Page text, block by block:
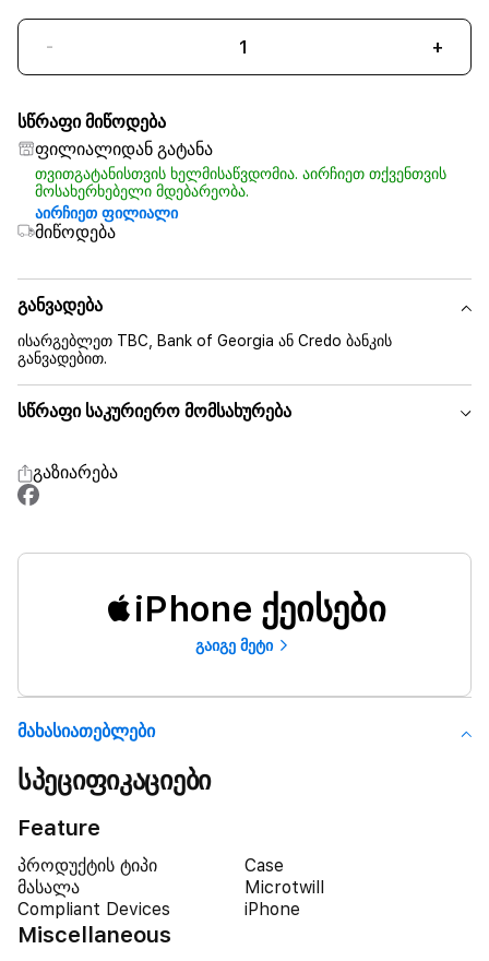
- +
სწრაფი მიწოდება
ფილიალიდან გატანა
თვითგატანისთვის ხელმისაწვდომია. აირჩიეთ თქვენთვის
მოსახერხებელი მდებარეობა.
აირჩიეთ ფილიალი
მიწოდება
განვადება
ისარგებლეთ TBC, Bank of Georgia ან Credo ბანკის
განვადებით.
სწრაფი საკურიერო მომსახურება
გაზიარება
iPhone ქეისები
გაიგე მეტი
Მახასიათებლები
სპეციფიკაციები
Feature
პროდუქტის ტიპი
Case
მასალა
Microtwill
Compliant Devices
iPhone
Miscellaneous